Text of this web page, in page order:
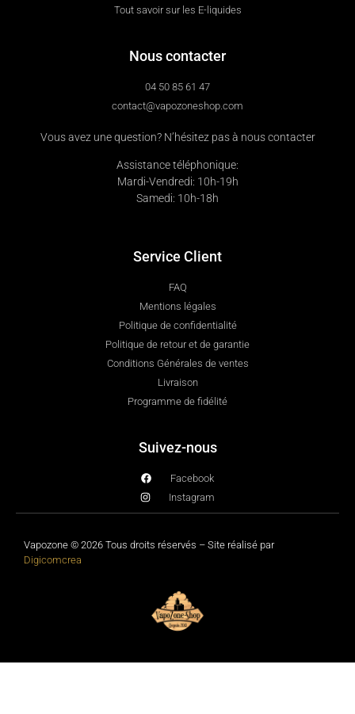
Tout savoir sur les E-liquides
Nous contacter
04 50 85 61 47
contact@vapozoneshop.com
Vous avez une question? N’hésitez pas à nous contacter
Assistance téléphonique:
Mardi-Vendredi: 10h-19h
Samedi: 10h-18h
Service Client
FAQ
Mentions légales
Politique de confidentialité
Politique de retour et de garantie
Conditions Générales de ventes
Livraison
Programme de fidélité
Suivez-nous
Facebook
Instagram
Vapozone © 2026 Tous droits réservés – Site réalisé par
Digicomcrea